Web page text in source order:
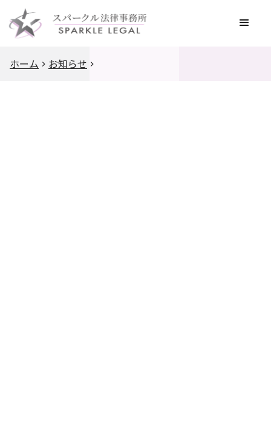
ホーム お知らせ